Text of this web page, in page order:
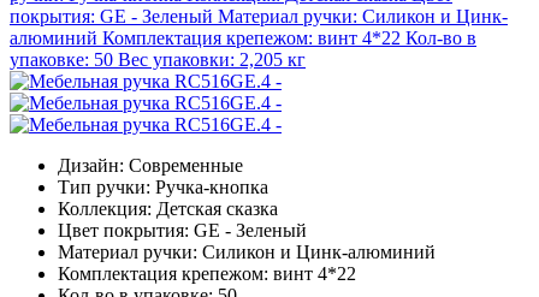
Дизайн: Современные
Тип ручки: Ручка-кнопка
Коллекция: Детская сказка
Цвет покрытия: GE - Зеленый
Материал ручки: Силикон и Цинк-алюминий
Комплектация крепежом: винт 4*22